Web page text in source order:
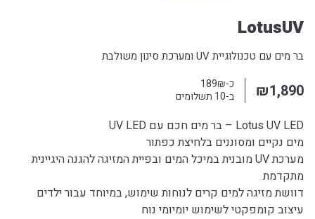
LotusUV
בר מים עם טכנולוגיית UV ומערכת סינון משולבת
₪1,890
כ-189₪
ב-10 תשלומים
Lotus UV LED – בר מים חכם עם UV LED
מים נקיים ומסוננים בלחיצת כפתור
מערכת UV מובנית במיכל המים ובפיית המזיגה להגנה היגיינית
מתקדמת
דוושת מזיגה למים קרים לנוחות שימוש, במיוחד עבור ילדים
עיצוב קומפקטי לשימוש יומיומי נוח